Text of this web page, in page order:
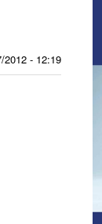
2012 - 12:19